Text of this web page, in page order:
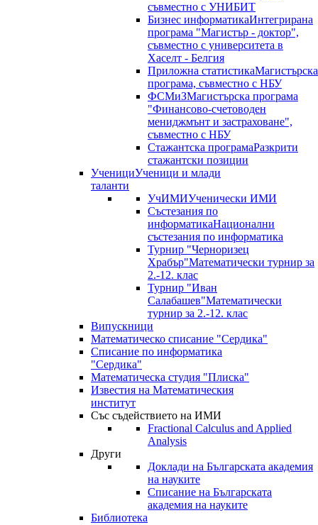
съвместно с УНИБИТ
Бизнес информатикаИнтегрирана
програма "Магистър - доктор",
съвместно с университета в
Хаселт - Белгия
Приложна статистикаМагистърска
програма, съвместно с НБУ
ФСМиЗМагистърска програма
"Финансово-счетоводен
мениджмънт и застраховане",
съвместно с НБУ
Стажантска програмаРазкрити
стажантски позиции
УченициУченици и млади
таланти
УчИМИУченически ИМИ
Състезания по
информатикаНационални
състезания по информатика
Турнир "Черноризец
Храбър"Математически турнир за
2.-12. клас
Турнир "Иван
Салабашев"Математически
турнир за 2.-12. клас
Випускници
Математическо списание "Сердика"
Списание по информатика
"Сердика"
Математическа студия "Плиска"
Известия на Математическия
институт
Със съдействието на ИМИ
Fractional Calculus and Applied
Analysis
Други
Доклади на Българската академия
на науките
Списание на Българската
академия на науките
Библиотека